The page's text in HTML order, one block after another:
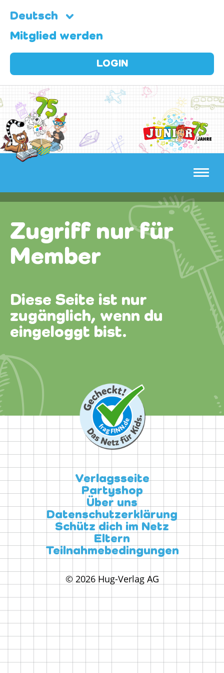
Deutsch
Mitglied werden
LOGIN
Zugriff nur für
Member
Diese Seite ist nur
zugänglich, wenn du
eingeloggt bist.
Verlagsseite
Partyshop
Über uns
Datenschutzerklärung
Schütz dich im Netz
Eltern
Teilnahmebedingungen
© 2026 Hug-Verlag AG